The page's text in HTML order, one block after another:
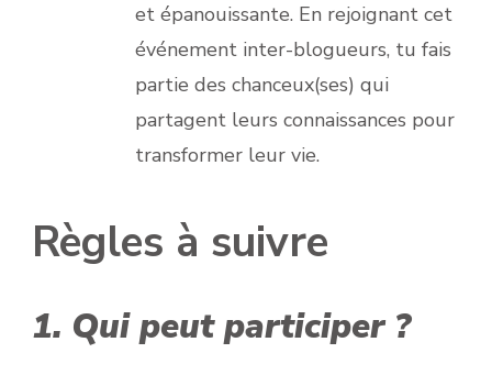
et épanouissante. En rejoignant cet
événement inter-blogueurs, tu fais
partie des chanceux(ses) qui
partagent leurs connaissances pour
transformer leur vie.
Règles à suivre
1. Qui peut participer ?